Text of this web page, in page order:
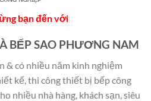
bạn đến với
BẾP SAO PHƯƠNG NAM
& có nhiều năm kinh nghiệm
kế, thi công thiết bị bếp công
nhiều nhà hàng, khách sạn, siêu